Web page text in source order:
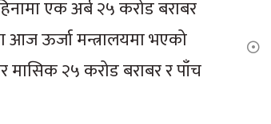
एक अर्ब २५ करोड बराबर
आज ऊर्जा मन्त्रालयमा भएको
मासिक २५ करोड बराबर र पाँच